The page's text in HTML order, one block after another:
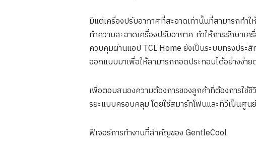
มีแต่เครื่องปรับอากาศที่สะอาดเท่านั้นที่สามารถทำ
ทำความสะอาดเครื่องปรับอากาศ ทำให้การรักษาเ
ควบคุมผ่านแอป TCL Home ยังเป็นระบบทรงประ
ออกแบบมาเพื่อให้สามารถถอดประกอบได้อย่างง่าย
เพื่อตอบสนองความต้องการของลูกค้าที่ต้องการใช้
รยะแบบครอบคลุม โดยใช้สมาร์ทโฟนและทีวีเป็นศูน
ฟีเจอร์การทำงานที่สำคัญของ GentleCool